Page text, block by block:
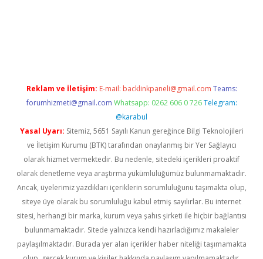
Reklam ve İletişim: E-mail: backlinkpaneli@gmail.com Teams:
forumhizmeti@gmail.com Whatsapp: 0262 606 0 726 Telegram:
@karabul
Yasal Uyarı: Sitemiz, 5651 Sayılı Kanun gereğince Bilgi Teknolojileri
ve İletişim Kurumu (BTK) tarafından onaylanmış bir Yer Sağlayıcı
olarak hizmet vermektedir. Bu nedenle, sitedeki içerikleri proaktif
olarak denetleme veya araştırma yükümlülüğümüz bulunmamaktadır.
Ancak, üyelerimiz yazdıkları içeriklerin sorumluluğunu taşımakta olup,
siteye üye olarak bu sorumluluğu kabul etmiş sayılırlar. Bu internet
sitesi, herhangi bir marka, kurum veya şahıs şirketi ile hiçbir bağlantısı
bulunmamaktadır. Sitede yalnızca kendi hazırladığımız makaleler
paylaşılmaktadır. Burada yer alan içerikler haber niteliği taşımamakta